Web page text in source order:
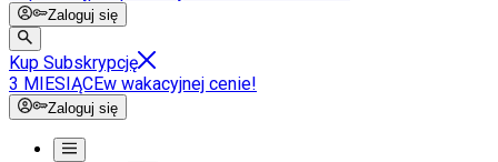
Zaloguj się
Kup Subskrypcję
3 MIESIĄCEw wakacyjnej cenie!
Zaloguj się